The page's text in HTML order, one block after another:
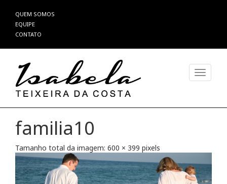
Pular
para
o
QUEM SOMOS
EQUIPE
CONTATO
familia10
Tamanho total da imagem: 600 × 399 pixels